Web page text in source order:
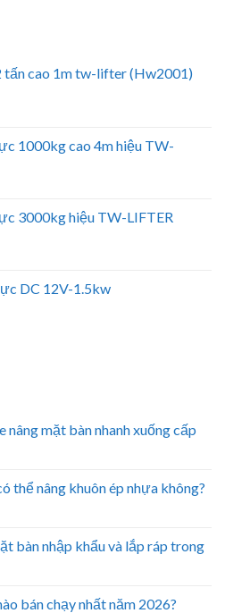
tấn cao 1m tw-lifter (Hw2001)
1000kg cao 4m hiệu TW-
3000kg hiệu TW-LIFTER
DC 12V-1.5kw
nâng mặt bàn nhanh xuống cấp
thể nâng khuôn ép nhựa không?
bàn nhập khẩu và lắp ráp trong
bán chạy nhất năm 2026?